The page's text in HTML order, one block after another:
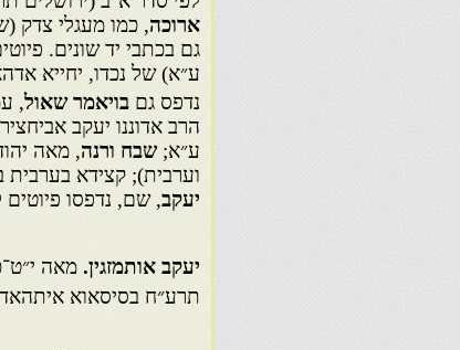
ארוכה, כמו מעגלי צדק
גם בכתבי יד שונים.
ע״א) של נכדו, יחייא
נדפס גם בויאמר שאול,
הרב אדוננו יעקב
ע״א;שבח ורנה, מאה
וערבית); קצידא בערבית
יעקב, שם, נדפסו
יעקב אותמזגין. מאה
תרע״ח בסיסאוא